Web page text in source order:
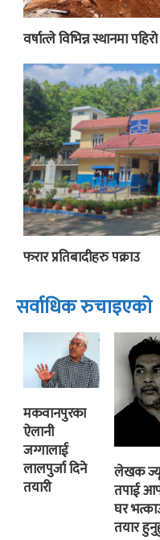
वर्षात्ले विभिन्न स्थानमा पहिरो
फरार प्रतिबादीहरु पक्राउ
सर्वाधिक रुचाइएको
मकवानपुरका
ऐलानी
जग्गालाई
लालपुर्जा दिने
तयारी
लेखक
तपाई
घर
तयार